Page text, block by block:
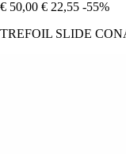
€ 50,00 € 22,55 -55%
TREFOIL SLIDE